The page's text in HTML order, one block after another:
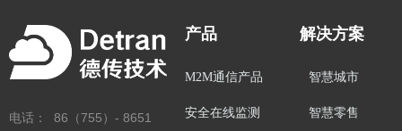
电话： 86（755）- 8651
产品
M2M通信产品
安全在线监测
智慧城市
智慧零售
解决方案